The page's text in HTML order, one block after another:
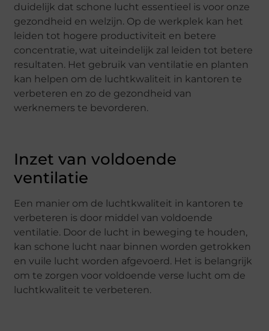
duidelijk dat schone lucht essentieel is voor onze
gezondheid en welzijn. Op de werkplek kan het
leiden tot hogere productiviteit en betere
concentratie, wat uiteindelijk zal leiden tot betere
resultaten. Het gebruik van ventilatie en planten
kan helpen om de luchtkwaliteit in kantoren te
verbeteren en zo de gezondheid van
werknemers te bevorderen.
Inzet van voldoende
ventilatie
Een manier om de luchtkwaliteit in kantoren te
verbeteren is door middel van voldoende
ventilatie. Door de lucht in beweging te houden,
kan schone lucht naar binnen worden getrokken
en vuile lucht worden afgevoerd. Het is belangrijk
om te zorgen voor voldoende verse lucht om de
luchtkwaliteit te verbeteren.